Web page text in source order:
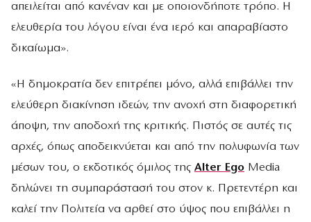
απειλείται από κανέναν και με οποιονδήποτε τρόπο. Η
ελευθερία του λόγου είναι ένα ιερό και απαραβίαστο
δικαίωμα».
«Η δημοκρατία δεν επιτρέπει μόνο, αλλά επιβάλλει την
ελεύθερη διακίνηση ιδεών, την ανοχή στη διαφορετική
άποψη, την αποδοχή της κριτικής. Πιστός σε αυτές τις
αρχές, όπως αποδεικνύεται και από την πολυφωνία των
μέσων του, ο εκδοτικός όμιλος της Alter Ego Media
δηλώνει τη συμπαράστασή του στον κ. Πρετεντέρη και
καλεί την Πολιτεία να αρθεί στο ύψος που επιβάλλει η